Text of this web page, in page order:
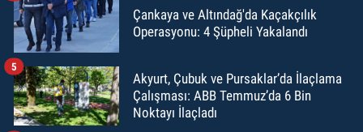
Çankaya ve Altındağ'da Kaçakçılık
Operasyonu: 4 Şüpheli Yakalandı
Akyurt, Çubuk ve Pursaklar’da İlaçlama
Çalışması: ABB Temmuz’da 6 Bin
Noktayı İlaçladı
5